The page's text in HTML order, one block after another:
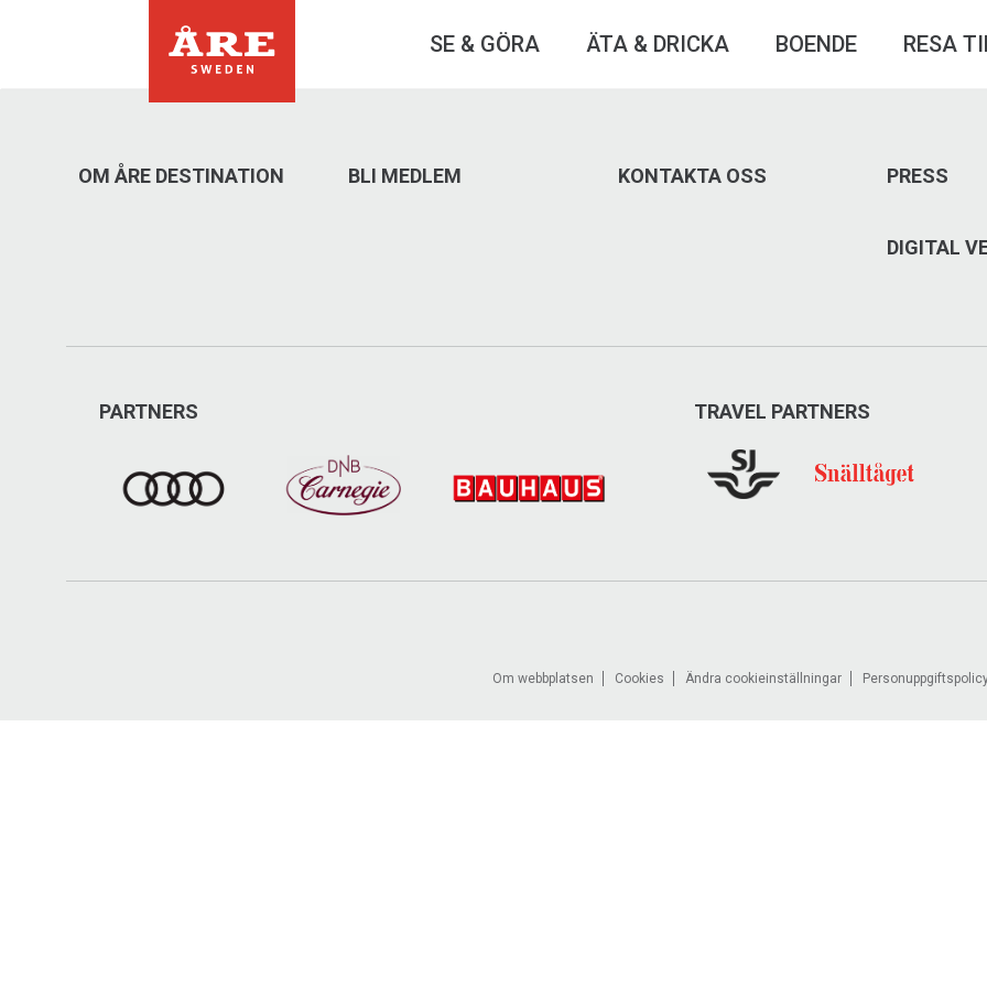
SE & GÖRA ÄTA & DRICKA BOENDE RESA
OM ÅRE DESTINATION BLI MEDLEM KONTAKTA OSS PRESS
DIGITAL
PARTNERS TRAVEL PARTNERS
Om webbplatsen Cookies Ändra cookieinställningar